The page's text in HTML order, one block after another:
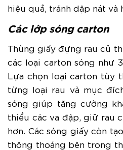
hiệu quả, tránh dập nát và
Các lớp sóng carton
Thùng giấy đựng rau củ
các loại carton sóng như
Lựa chọn loại carton tùy
từng loại rau và mục
sóng giúp tăng cường
thiểu các va đập, giữ rau
hơn. Các sóng giấy còn
thông thoáng bên trong